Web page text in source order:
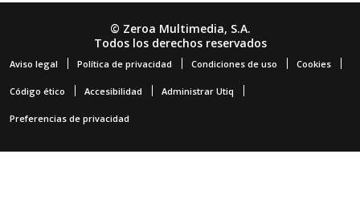
© Zeroa Multimedia, S.A.
Todos los derechos reservados
Aviso legal Política de privacidad Condiciones de uso Cookies
Código ético Accesibilidad Administrar Utiq
Preferencias de privacidad